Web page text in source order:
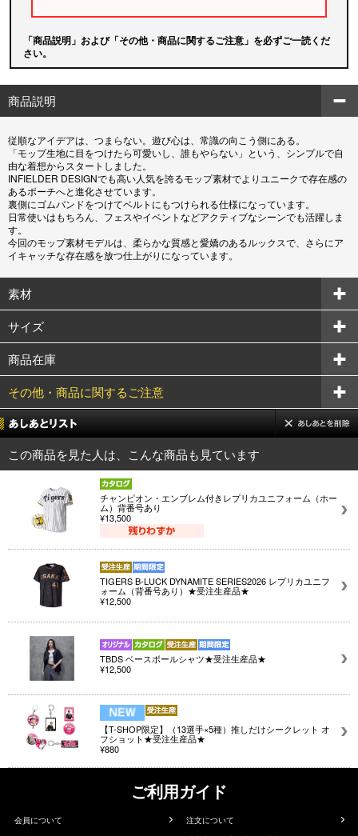
「商品説明」および「その他・商品に関するご注意」を必ずご一読くだ
さい。
商品説明
従順なアイデアは、つまらない。遊び心は、常識の向こう側にある。
「モップ生地に目をつけたら可愛いし、誰もやらない」という、シンプルで自
由な着想からスタートしました。
INFIELDER DESIGNでも高い人気を誇るモップ素材でよりユニークで存在感の
あるポーチへと進化させています。
裏側にゴムバンドをつけてベルトにもつけられる仕様になっています。
日常使いはもちろん、フェスやイベントなどアクティブなシーンでも活躍しま
す。
今回のモップ素材モデルは、柔らかな質感と愛嬌のあるルックスで、さらにア
イキャッチな存在感を放つ仕上がりになっています。
素材
サイズ
商品在庫
その他・商品に関するご注意
この商品を見た人は、こんな商品も見ています
チャンピオン・エンブレム付きレプリカユニフォーム（ホー
ム）背番号あり
¥13,500
TIGERS B-LUCK DYNAMITE SERIES2026 レプリカユニフ
ォーム（背番号あり）★受注生産品★
¥12,500
TBDS ベースボールシャツ★受注生産品★
¥12,500
【T-SHOP限定】（13選手×5種）推しだけシークレット オ
フショット★受注生産品★
¥880
ご利用ガイド
会員について
注文について